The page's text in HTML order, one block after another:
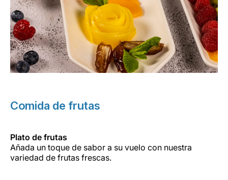
Comida de frutas
Plato de frutas
Añada un toque de sabor a su vuelo con nuestra
variedad de frutas frescas.